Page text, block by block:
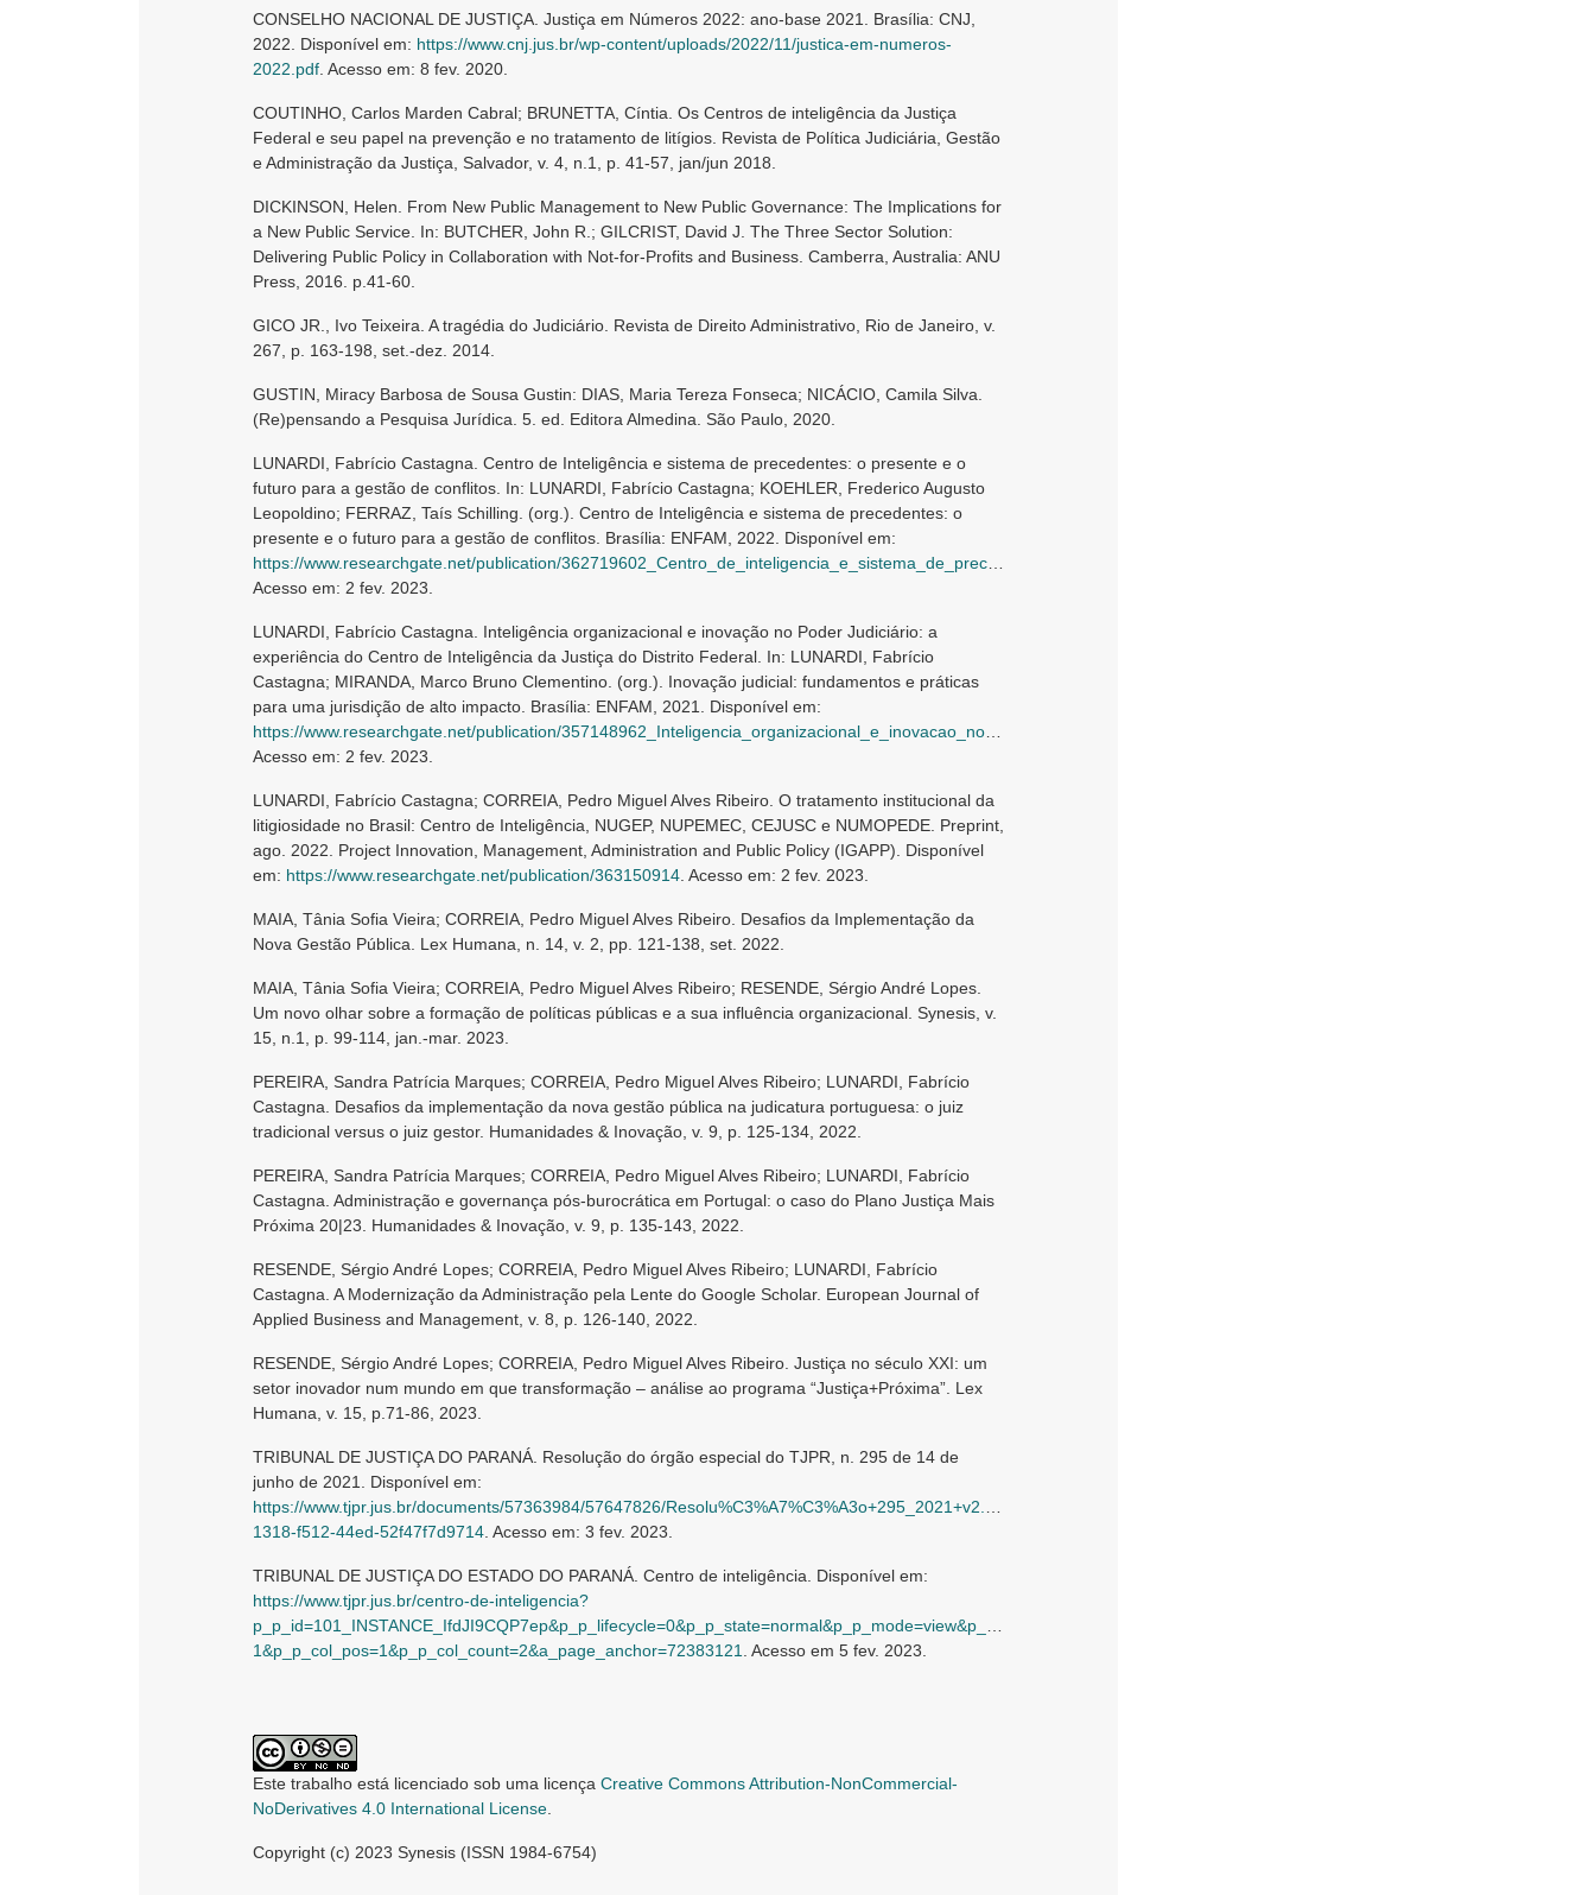
CONSELHO NACIONAL DE JUSTIÇA. Justiça em Números 2022: ano-base 2021. Brasília: CNJ,
2022. Disponível em: https://www.cnj.jus.br/wp-content/uploads/2022/11/justica-em-numeros-
2022.pdf . Acesso em: 8 fev. 2020.
COUTINHO, Carlos Marden Cabral; BRUNETTA, Cíntia. Os Centros de inteligência da Justiça
Federal e seu papel na prevenção e no tratamento de litígios. Revista de Política Judiciária, Gestão
e Administração da Justiça, Salvador, v. 4, n.1, p. 41-57, jan/jun 2018.
DICKINSON, Helen. From New Public Management to New Public Governance: The Implications for
a New Public Service. In: BUTCHER, John R.; GILCRIST, David J. The Three Sector Solution:
Delivering Public Policy in Collaboration with Not-for-Profits and Business. Camberra, Australia: ANU
Press, 2016. p.41-60.
GICO JR., Ivo Teixeira. A tragédia do Judiciário. Revista de Direito Administrativo, Rio de Janeiro, v.
267, p. 163-198, set.-dez. 2014.
GUSTIN, Miracy Barbosa de Sousa Gustin: DIAS, Maria Tereza Fonseca; NICÁCIO, Camila Silva.
(Re)pensando a Pesquisa Jurídica. 5. ed. Editora Almedina. São Paulo, 2020.
LUNARDI, Fabrício Castagna. Centro de Inteligência e sistema de precedentes: o presente e o
futuro para a gestão de conflitos. In: LUNARDI, Fabrício Castagna; KOEHLER, Frederico Augusto
Leopoldino; FERRAZ, Taís Schilling. (org.). Centro de Inteligência e sistema de precedentes: o
presente e o futuro para a gestão de conflitos. Brasília: ENFAM, 2022. Disponível em:
https://www.researchgate.net/publication/362719602_Centro_de_inteligencia_e_sistema_de_precedentes_o_presente_e_o_futuro_para_a_gestao_de_conflitos
Acesso em: 2 fev. 2023.
LUNARDI, Fabrício Castagna. Inteligência organizacional e inovação no Poder Judiciário: a
experiência do Centro de Inteligência da Justiça do Distrito Federal. In: LUNARDI, Fabrício
Castagna; MIRANDA, Marco Bruno Clementino. (org.). Inovação judicial: fundamentos e práticas
para uma jurisdição de alto impacto. Brasília: ENFAM, 2021. Disponível em:
https://www.researchgate.net/publication/357148962_Inteligencia_organizacional_e_inovacao_no_Poder_Judiciario_a_experiencia_do_Centro_de_Inteligencia_da_Justica_do_Distrito_Federal
Acesso em: 2 fev. 2023.
LUNARDI, Fabrício Castagna; CORREIA, Pedro Miguel Alves Ribeiro. O tratamento institucional da
litigiosidade no Brasil: Centro de Inteligência, NUGEP, NUPEMEC, CEJUSC e NUMOPEDE. Preprint,
ago. 2022. Project Innovation, Management, Administration and Public Policy (IGAPP). Disponível
em: https://www.researchgate.net/publication/363150914 . Acesso em: 2 fev. 2023.
MAIA, Tânia Sofia Vieira; CORREIA, Pedro Miguel Alves Ribeiro. Desafios da Implementação da
Nova Gestão Pública. Lex Humana, n. 14, v. 2, pp. 121-138, set. 2022.
MAIA, Tânia Sofia Vieira; CORREIA, Pedro Miguel Alves Ribeiro; RESENDE, Sérgio André Lopes.
Um novo olhar sobre a formação de políticas públicas e a sua influência organizacional. Synesis, v.
15, n.1, p. 99-114, jan.-mar. 2023.
PEREIRA, Sandra Patrícia Marques; CORREIA, Pedro Miguel Alves Ribeiro; LUNARDI, Fabrício
Castagna. Desafios da implementação da nova gestão pública na judicatura portuguesa: o juiz
tradicional versus o juiz gestor. Humanidades & Inovação, v. 9, p. 125-134, 2022.
PEREIRA, Sandra Patrícia Marques; CORREIA, Pedro Miguel Alves Ribeiro; LUNARDI, Fabrício
Castagna. Administração e governança pós-burocrática em Portugal: o caso do Plano Justiça Mais
Próxima 20|23. Humanidades & Inovação, v. 9, p. 135-143, 2022.
RESENDE, Sérgio André Lopes; CORREIA, Pedro Miguel Alves Ribeiro; LUNARDI, Fabrício
Castagna. A Modernização da Administração pela Lente do Google Scholar. European Journal of
Applied Business and Management, v. 8, p. 126-140, 2022.
RESENDE, Sérgio André Lopes; CORREIA, Pedro Miguel Alves Ribeiro. Justiça no século XXI: um
setor inovador num mundo em que transformação – análise ao programa “Justiça+Próxima”. Lex
Humana, v. 15, p.71-86, 2023.
TRIBUNAL DE JUSTIÇA DO PARANÁ. Resolução do órgão especial do TJPR, n. 295 de 14 de
junho de 2021. Disponível em:
https://www.tjpr.jus.br/documents/57363984/57647826/Resolu%C3%A7%C3%A3o+295_2021+v2.pdf/48b060fa-
1318-f512-44ed-52f47f7d9714 . Acesso em: 3 fev. 2023.
TRIBUNAL DE JUSTIÇA DO ESTADO DO PARANÁ. Centro de inteligência. Disponível em:
https://www.tjpr.jus.br/centro-de-inteligencia?
p_p_id=101_INSTANCE_IfdJI9CQP7ep&p_p_lifecycle=0&p_p_state=normal&p_p_mode=view&p_p_col_id=column-
1&p_p_col_pos=1&p_p_col_count=2&a_page_anchor=72383121
. Acesso em 5 fev. 2023.
Este trabalho está licenciado sob uma licença Creative Commons Attribution-NonCommercial-
NoDerivatives 4.0 International License
Copyright (c) 2023 Synesis (ISSN 1984-6754)